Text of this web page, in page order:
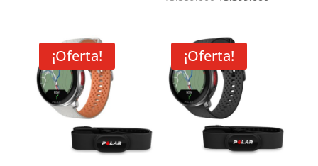
era:
$3.749.000.
precio
$3.599.000.
era:
$3.559.000.
¡Oferta! ¡Oferta!